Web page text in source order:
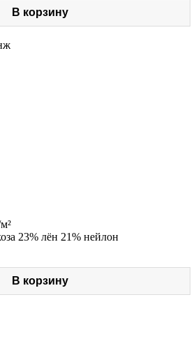
В корзину
23% лён 21% нейлон
В корзину